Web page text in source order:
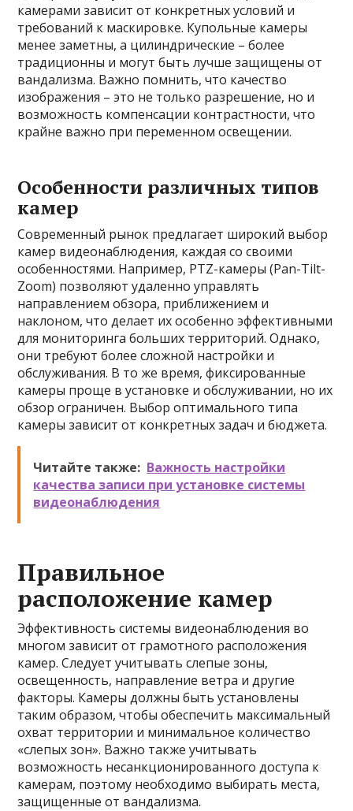
камерами зависит от конкретных условий и
требований к маскировке. Купольные камеры
менее заметны, а цилиндрические – более
традиционны и могут быть лучше защищены от
вандализма. Важно помнить, что качество
изображения – это не только разрешение, но и
возможность компенсации контрастности, что
крайне важно при переменном освещении.
Особенности различных типов
камер
Современный рынок предлагает широкий выбор
камер видеонаблюдения, каждая со своими
особенностями. Например, PTZ-камеры (Pan-Tilt-
Zoom) позволяют удаленно управлять
направлением обзора, приближением и
наклоном, что делает их особенно эффективными
для мониторинга больших территорий. Однако,
они требуют более сложной настройки и
обслуживания. В то же время, фиксированные
камеры проще в установке и обслуживании, но их
обзор ограничен. Выбор оптимального типа
камеры зависит от конкретных задач и бюджета.
Читайте также: Важность настройки
качества записи при установке системы
видеонаблюдения
Правильное
расположение камер
Эффективность системы видеонаблюдения во
многом зависит от грамотного расположения
камер. Следует учитывать слепые зоны,
освещенность, направление ветра и другие
факторы. Камеры должны быть установлены
таким образом, чтобы обеспечить максимальный
охват территории и минимальное количество
«слепых зон». Важно также учитывать
возможность несанкционированного доступа к
камерам, поэтому необходимо выбирать места,
защищенные от вандализма.